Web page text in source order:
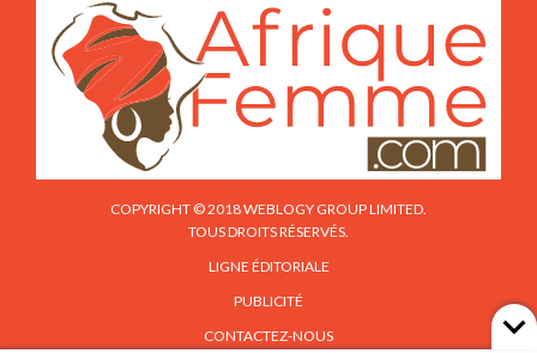
COPYRIGHT © 2018 WEBLOGY GROUP LIMITED.
TOUS DROITS RÉSERVÉS.
LIGNE ÉDITORIALE
PUBLICITÉ
CONTACTEZ-NOUS